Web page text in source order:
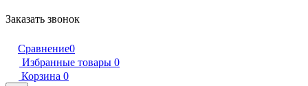
Заказать звонок
Сравнение0
Избранные товары 0
Корзина 0